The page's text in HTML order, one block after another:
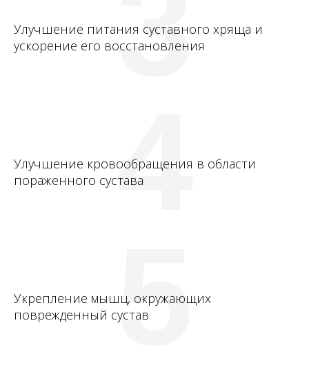
Улучшение питания суставного хряща и
ускорение его восстановления
Улучшение кровообращения в области
пораженного сустава4
Укрепление мышц, окружающих
поврежденный сустав5